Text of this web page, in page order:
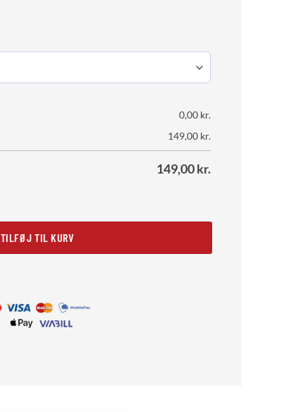
0,00 kr.
149,00 kr.
149,00kr.
TILFØJ TIL KURV